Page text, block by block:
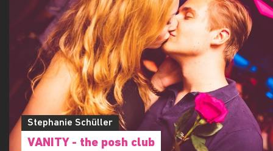
Stephanie Schüller
VANITY - the posh club